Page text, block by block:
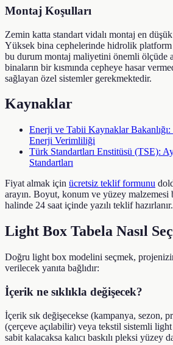
Montaj Koşulları
Zemin katta standart vidalı montaj en
Yüksek bina cephelerinde hidrolik
bu durum montaj maliyetini önemli ölçüde
binaların bir kısmında cepheye hasar
sağlayan özel sistemler gerekmektedir.
Kaynaklar
Enerji ve Tabii Kaynaklar
Enerji Verimliliği
Türk Standartları Enstitüsü (TSE):
Standartları
Fiyat almak için ücretsiz teklif formunu
arayın. Boyut, konum ve yüzey malzemesi
halinde 24 saat içinde yazılı teklif hazırlanır.
Light Box Tabela Nasıl
Doğru light box modelini seçmek, projenizin
verilecek yanıta bağlıdır:
İçerik ne sıklıkla değişecek?
İçerik sık değişecekse (kampanya, sezon,
(çerçeve açılabilir) veya tekstil sistemli
sabit kalacaksa kalıcı baskılı pleksi yüzey